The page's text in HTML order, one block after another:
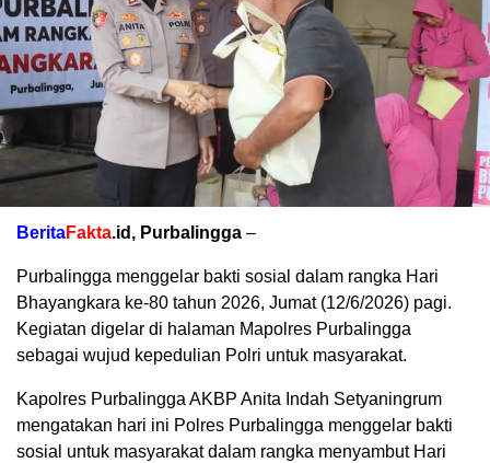
BeritaFakta.id, Purbalingga –
Purbalingga menggelar bakti sosial dalam rangka Hari
Bhayangkara ke-80 tahun 2026, Jumat (12/6/2026) pagi.
Kegiatan digelar di halaman Mapolres Purbalingga
sebagai wujud kepedulian Polri untuk masyarakat.
Kapolres Purbalingga AKBP Anita Indah Setyaningrum
mengatakan hari ini Polres Purbalingga menggelar bakti
sosial untuk masyarakat dalam rangka menyambut Hari